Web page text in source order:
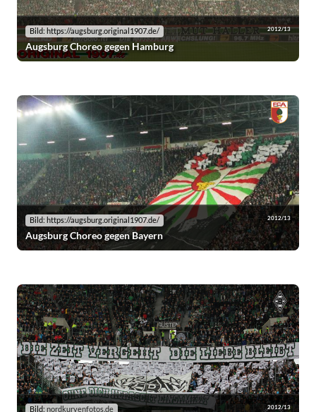
Bild: https://augsburg.original1907.de/ 2012/13
Augsburg Choreo gegen Hamburg
Bild: https://augsburg.original1907.de/ 2012/13
Augsburg Choreo gegen Bayern
Bild: nordkurvenfotos.de 2012/13